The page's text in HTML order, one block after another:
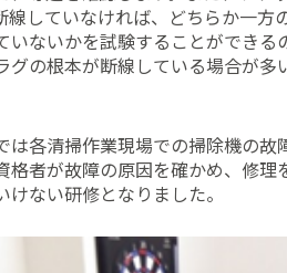
線していなければ、どちらか一
いないかを試験することができる
グの根本が断線している場合が
は各清掃作業現場での掃除機の
格者が故障の原因を確かめ、修
けない研修となりました。